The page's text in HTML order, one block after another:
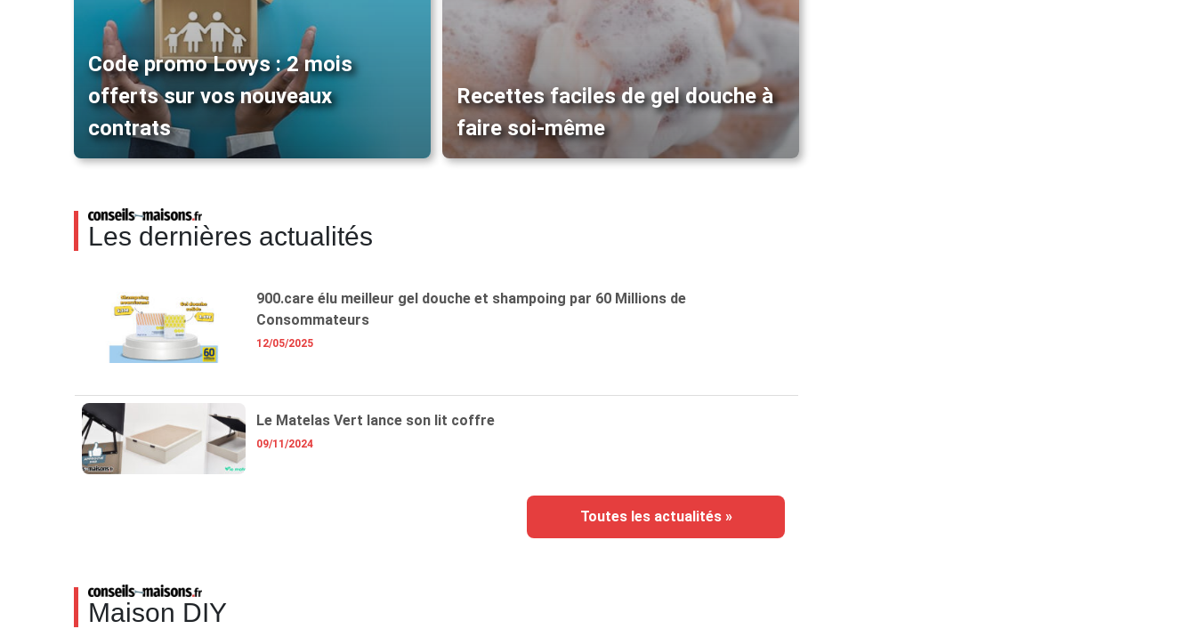
Code promo Lovys : 2 mois
offerts sur vos nouveaux
contrats
Recettes faciles de gel douche à
faire soi-même
Les dernières actualités
900.care élu meilleur gel douche et shampoing par 60 Millions de
Consommateurs
12/05/2025
Le Matelas Vert lance son lit coffre
09/11/2024
Toutes les actualités »
Maison DIY